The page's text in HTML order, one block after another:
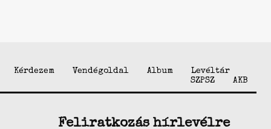
Kérdezem Vendégoldal Album
Levéltár
SZPSZ
AKB
Feliratkozás hírlevélre